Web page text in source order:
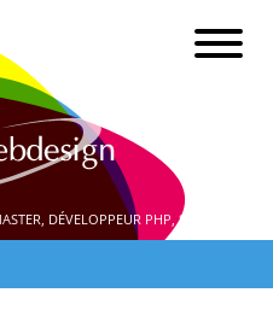
DÉVELOPPEUR PHP, SEO